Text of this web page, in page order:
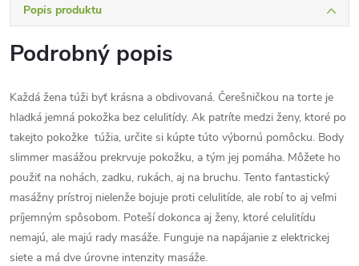
Popis produktu
Podrobný popis
Každá žena túži byť krásna a obdivovaná. Čerešničkou na torte je
hladká jemná pokožka bez celulitídy. Ak patríte medzi ženy, ktoré po
takejto pokožke túžia, určite si kúpte túto výbornú pomôcku. Body
slimmer masážou prekrvuje pokožku, a tým jej pomáha. Môžete ho
použiť na nohách, zadku, rukách, aj na bruchu. Tento fantastický
masážny prístroj nielenže bojuje proti celulitíde, ale robí to aj veľmi
príjemným spôsobom. Poteší dokonca aj ženy, ktoré celulitídu
nemajú, ale majú rady masáže. Funguje na napájanie z elektrickej
siete a má dve úrovne intenzity masáže.